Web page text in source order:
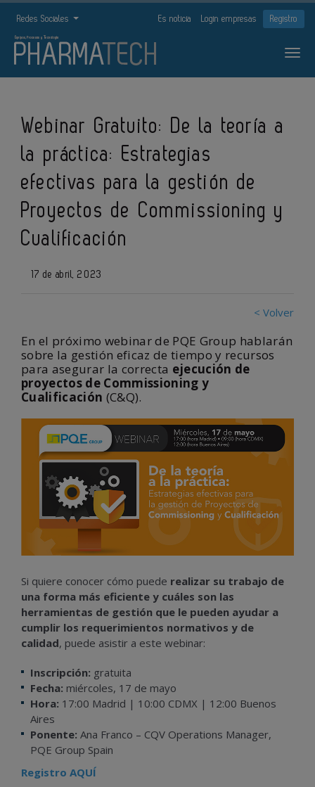
Redes Sociales Es noticia Login empresas Registro
Webinar Gratuito: De la teoría a
la práctica: Estrategias
efectivas para la gestión de
Proyectos de Commissioning y
Cualificación
17 de abril, 2023
< Volver
En el próximo webinar de PQE Group hablarán
sobre la gestión eficaz de tiempo y recursos
para asegurar la correcta ejecución de
proyectos de Commissioning y
Cualificación (C&Q).
Si quiere conocer cómo puede realizar su trabajo de
una forma más eficiente y cuáles son las
herramientas de gestión que le pueden ayudar a
cumplir los requerimientos normativos y de
calidad, puede asistir a este webinar:
Inscripción: gratuita
Fecha: miércoles, 17 de mayo
Hora: 17:00 Madrid | 10:00 CDMX | 12:00 Buenos
Aires
Ponente: Ana Franco – CQV Operations Manager,
PQE Group Spain
Registro AQUÍ